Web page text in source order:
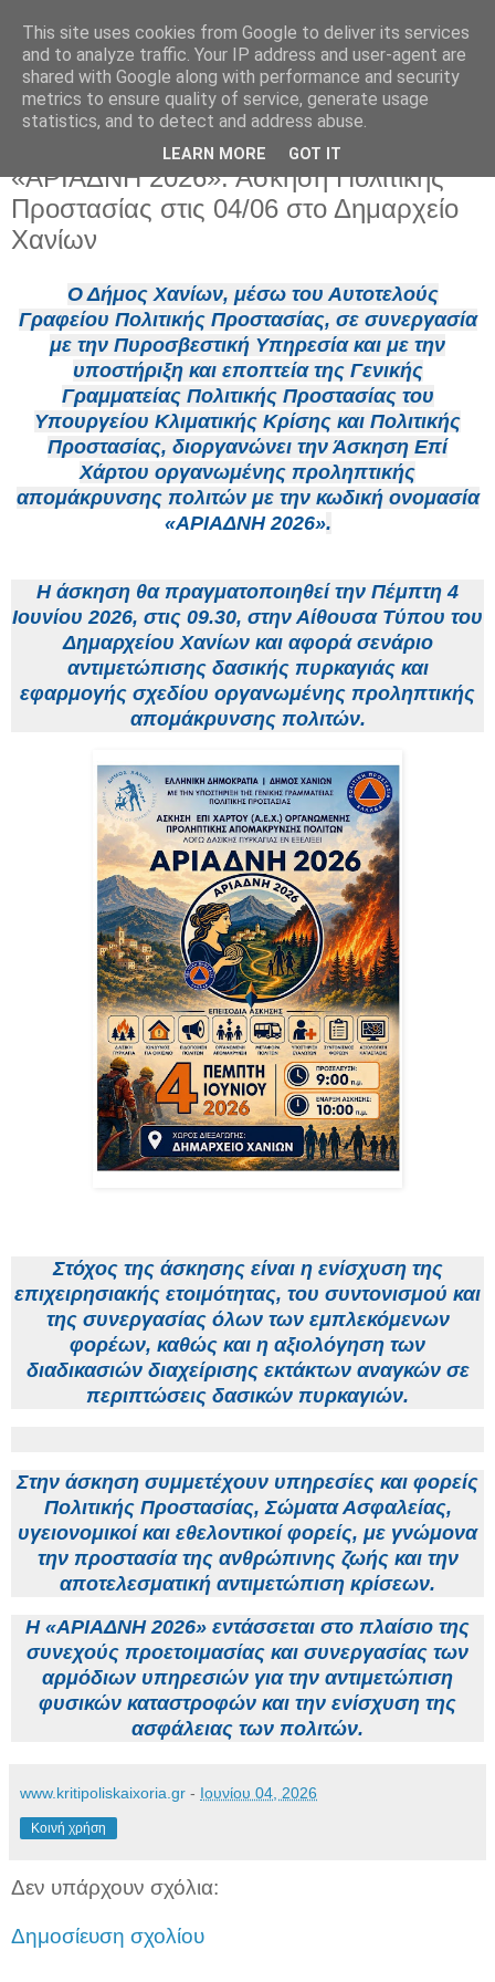
Πέμπτη 4 Ιουνίου 2026
«ΑΡΙΑΔΝΗ 2026»: Άσκηση Πολιτικής
Προστασίας στις 04/06 στο Δημαρχείο
Χανίων
Ο Δήμος Χανίων, μέσω του Αυτοτελούς
Γραφείου Πολιτικής Προστασίας, σε συνεργασία
με την Πυροσβεστική Υπηρεσία και με την
υποστήριξη και εποπτεία της Γενικής
Γραμματείας Πολιτικής Προστασίας του
Υπουργείου Κλιματικής Κρίσης και Πολιτικής
Προστασίας, διοργανώνει την Άσκηση Επί
Χάρτου οργανωμένης προληπτικής
απομάκρυνσης πολιτών με την κωδική ονομασία
«ΑΡΙΑΔΝΗ 2026».
Η άσκηση θα πραγματοποιηθεί την Πέμπτη 4
Ιουνίου 2026, στις 09.30, στην Αίθουσα Τύπου του
Δημαρχείου Χανίων και αφορά σενάριο
αντιμετώπισης δασικής πυρκαγιάς και
εφαρμογής σχεδίου οργανωμένης προληπτικής
απομάκρυνσης πολιτών.
Στόχος της άσκησης είναι η ενίσχυση της
επιχειρησιακής ετοιμότητας, του συντονισμού και
της συνεργασίας όλων των εμπλεκόμενων
φορέων, καθώς και η αξιολόγηση των
διαδικασιών διαχείρισης εκτάκτων αναγκών σε
περιπτώσεις δασικών πυρκαγιών.
Στην άσκηση συμμετέχουν υπηρεσίες και φορείς
Πολιτικής Προστασίας, Σώματα Ασφαλείας,
υγειονομικοί και εθελοντικοί φορείς, με γνώμονα
την προστασία της ανθρώπινης ζωής και την
αποτελεσματική αντιμετώπιση κρίσεων.
Η «ΑΡΙΑΔΝΗ 2026» εντάσσεται στο πλαίσιο της
συνεχούς προετοιμασίας και συνεργασίας των
αρμόδιων υπηρεσιών για την αντιμετώπιση
φυσικών καταστροφών και την ενίσχυση της
ασφάλειας των πολιτών.
www.kritipoliskaixoria.gr - Ιουνίου 04, 2026
Κοινή χρήση
Δεν υπάρχουν σχόλια:
Δημοσίευση σχολίου
This site uses cookies from Google to deliver its services
and to analyze traffic. Your IP address and user-agent are
shared with Google along with performance and security
metrics to ensure quality of service, generate usage
statistics, and to detect and address abuse.
LEARN MORE GOT IT